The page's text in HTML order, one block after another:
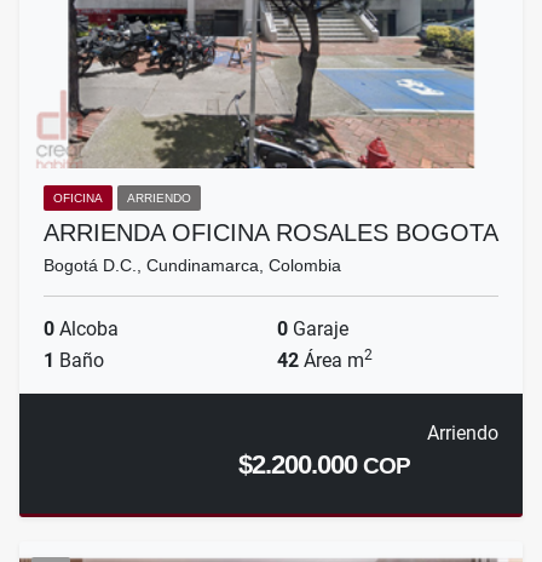
OFICINA ARRIENDO
ARRIENDA OFICINA ROSALES BOGOTA
Bogotá D.C., Cundinamarca, Colombia
0 Alcoba 0 Garaje
1 Baño 42 Área m2
Arriendo
$2.200.000COP